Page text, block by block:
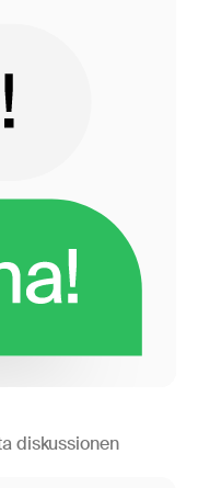
diskussionen